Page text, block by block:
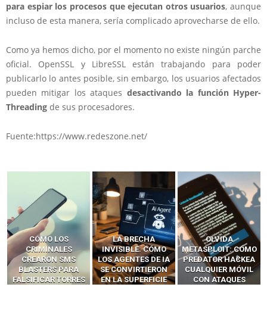
para espiar los procesos que ejecutan otros usuarios, aunque
incluso de esta manera, sería complicado aprovecharse de ello.
Como ya hemos dicho, por el momento no existe ningún parche
oficial. OpenSSL y LibreSSL están trabajando para poder
publicarlo lo antes posible, sin embargo, los usuarios afectados
pueden mitigar los ataques desactivando la función Hyper-
Threading de sus procesadores.
Fuente:https://www.redeszone.net/
LA BRECHA
INVISIBLE: CÓMO
LOS AGENTES DE IA
SE CONVIRTIERON
EN LA SUPERFICIE
OLVIDA
METASPLOIT: CÓMO
PREDATOR HACKEA
CUALQUIER MÓVIL
CON ATAQUES
CÓMO LOS HACKERS
INTERCEPTAN OTPS
Y LLAMADAS
MÓVILES SIN
‘HACKEAR’ — EL